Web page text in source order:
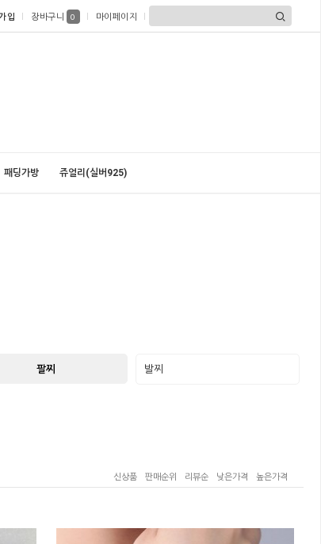
입 장바구니 0 마이페이지
패딩가방 쥬얼리(실버925)
팔찌 발찌
신상품 판매순위 리뷰순 낮은가격 높은가격